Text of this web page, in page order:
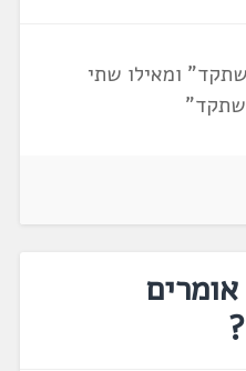
ומאילו שתי